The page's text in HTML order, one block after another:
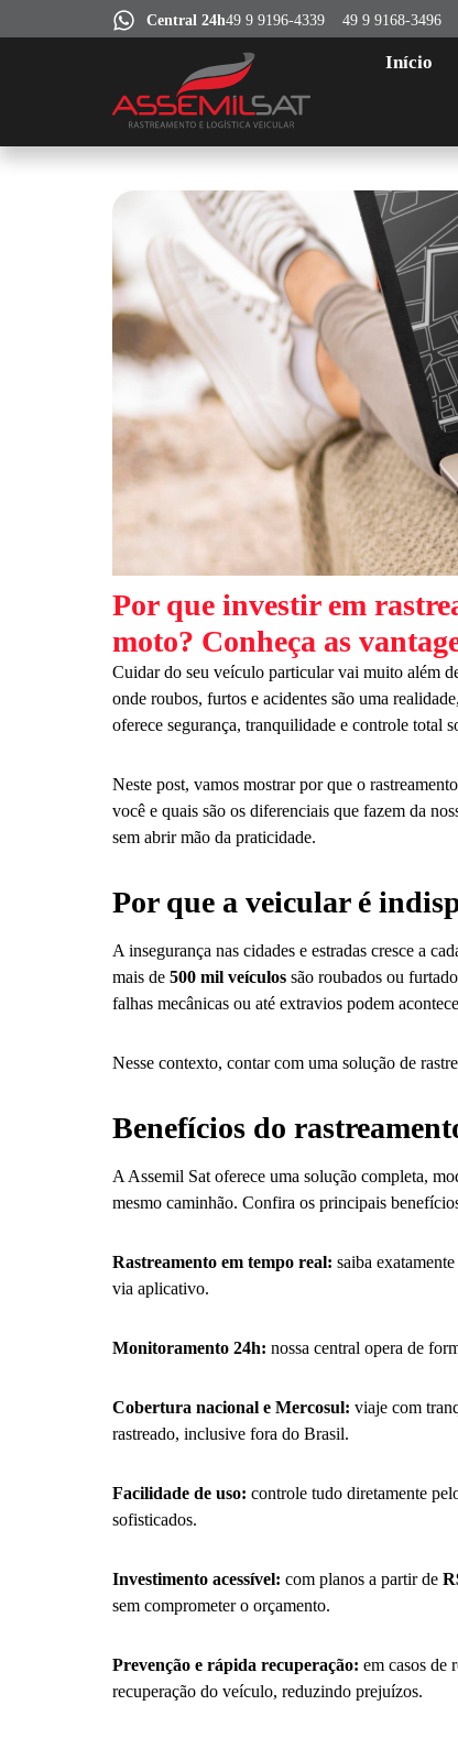
Central 24h49 9 9196-4339 49 9 9168-3496
Início
Por que investir em
moto? Conheça as
Cuidar do seu veículo particular vai muito além
onde roubos, furtos e acidentes são uma
oferece segurança, tranquilidade e controle total
Neste post, vamos mostrar por que o
você e quais são os diferenciais que fazem da
sem abrir mão da praticidade.
Por que a veicular é
A insegurança nas cidades e estradas cresce a
mais de 500 mil veículos são roubados ou
falhas mecânicas ou até extravios podem
Nesse contexto, contar com uma solução de
Benefícios do
A Assemil Sat oferece uma solução completa,
mesmo caminhão. Confira os principais
Rastreamento em tempo real: saiba
via aplicativo.
Monitoramento 24h: nossa central opera de
Cobertura nacional e Mercosul: viaje com
rastreado, inclusive fora do Brasil.
Facilidade de uso: controle tudo diretamente
sofisticados.
Investimento acessível: com planos a partir de
sem comprometer o orçamento.
Prevenção e rápida recuperação: em casos de
recuperação do veículo, reduzindo prejuízos.